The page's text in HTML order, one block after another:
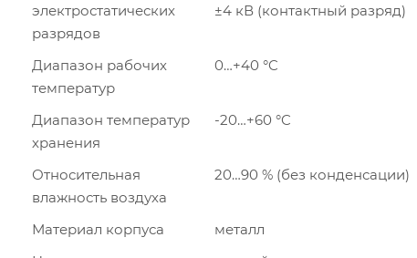
электростатических
разрядов
±4 кВ (контактный разряд)
Диапазон рабочих
температур
0…+40 °C
Диапазон температур
хранения
-20…+60 °C
Относительная
влажность воздуха
20…90 % (без конденсации)
Материал корпуса
металл